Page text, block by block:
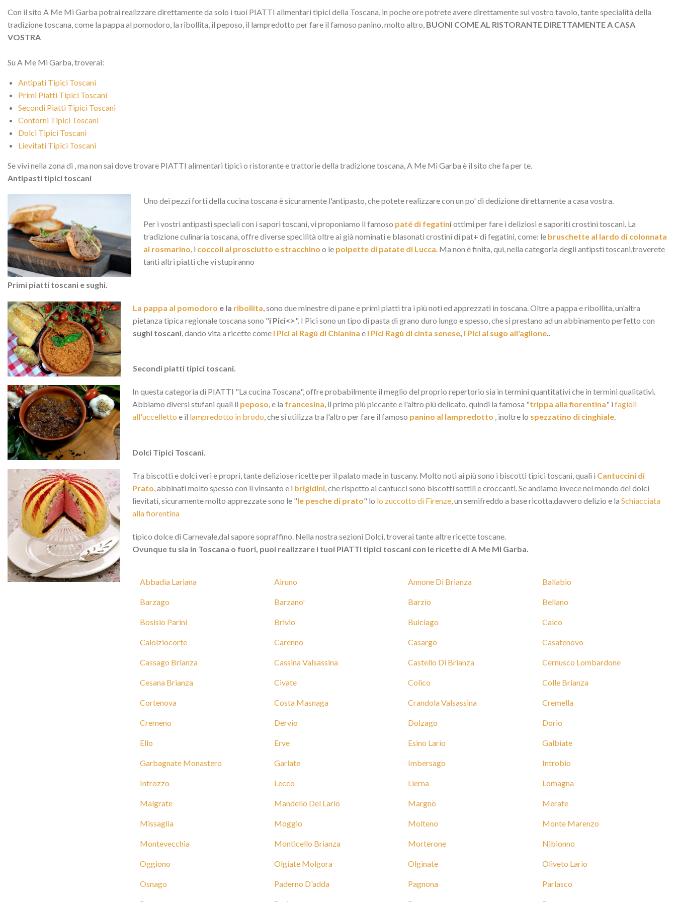
Con il sito A Me Mi Garba potrai realizzare direttamente da solo i tuoi PIATTI alimentari tipici della Toscana, in poche ore potrete avere direttamente sul vostro tavolo, tante specialità della
tradizione toscana, come la pappa al pomodoro, la ribollita, il peposo, il lampredotto per fare il famoso panino, molto altro, BUONI COME AL RISTORANTE DIRETTAMENTE A CASA
VOSTRA
Su A Me Mi Garba, troverai:
Antipati Tipici Toscani
Primi Piatti Tipici Toscani
Secondi Piatti Tipici Toscani
Contorni Tipici Toscani
Dolci Tipici Toscani
Lievitati Tipici Toscani
Se vivi nella zona di , ma non sai dove trovare PIATTI alimentari tipici o ristorante e trattorie della tradizione toscana, A Me Mi Garba è il sito che fa per te.
Antipasti tipici toscani
Uno dei pezzi forti della cucina toscana è sicuramente l'antipasto, che potete realizzare con un po' di dedizione direttamente a casa vostra.
Per i vostri antipasti speciali con i sapori toscani, vi proponiamo il famoso paté di fegatiniottimi per fare i deliziosi e saporiti crostini toscani. La
tradizione culinaria toscana, offre diverse specilità oltre ai già nominati e blasonati crostini di pat+ di fegatini, come: le bruschette al lardo di colonnata
al rosmarino, i coccoli al prosciutto e stracchino o le polpette di patate di Lucca. Ma non è finita, qui, nella categoria degli antipsti toscani,troverete
tanti altri piatti che vi stupiranno
Primi piatti toscani e sughi.
La pappa al pomodoro e la ribollita , sono due minestre di pane e primi piatti tra i più noti ed apprezzati in toscana. Oltre a pappa e ribollita, un'altra
pietanza tipica regionale toscana sono "i Pici<>". I Pici sono un tipo di pasta di grano duro lungo e spesso, che si prestano ad un abbinamento perfetto con
sughi toscani , dando vita a ricette come i Pici al Ragù di Chianina e I Pici Ragù di cinta senese i Pici al sugo all'aglione
Secondi piatti tipici toscani.
In questa categoria di PIATTI "La cucina Toscana", offre probabilmente il meglio del proprio repertorio sia in termini quantitativi che in termini qualitativi.
Abbiamo diversi stufani quali il peposo, e la francesina, il primo più piccante e l'altro più delicato, quindi la famosa "trippa alla fiorentina" i fagioli
all'uccelletto e il lampredotto in brodo, che si utilizza tra l'altro per fare il famoso panino al lampredotto , inoltre lo spezzatino di cinghiale.
Dolci Tipici Toscani.
Tra biscotti e dolci veri e propri, tante deliziose ricette per il palato made in tuscany. Molto noti ai più sono i biscotti tipici toscani, quali i Cantuccini di
Prato, abbinati molto spesso con il vinsanto e i brigidini, che rispetto ai cantucci sono biscotti sottili e croccanti. Se andiamo invece nel mondo dei dolci
lievitati, sicuramente molto apprezzate sono le "le pesche di prato" lo lo zuccotto di Firenze, un semifreddo a base ricotta,davvero delizio e la Schiacciata
alla fiorentina
tipico dolce di Carnevale,dal sapore sopraffino. Nella nostra sezioni Dolci, troverai tante altre ricette toscane.
Ovunque tu sia in Toscana o fuori, puoi realizzare i tuoi PIATTI tipici toscani con le ricette di A Me MI Garba.
Abbadia Lariana Airuno Annone Di Brianza Ballabio
Barzago Barzano' Barzio Bellano
Bosisio Parini Brivio Bulciago Calco
Calolziocorte Carenno Casargo Casatenovo
Cassago Brianza Cassina Valsassina Castello Di Brianza Cernusco Lombardone
Cesana Brianza Civate Colico Colle Brianza
Cortenova Costa Masnaga Crandola Valsassina Cremella
Cremeno Dervio Dolzago Dorio
Ello Erve Esino Lario Galbiate
Garbagnate Monastero Garlate Imbersago Introbio
Introzzo Lecco Lierna Lomagna
Malgrate Mandello Del Lario Margno Merate
Missaglia Moggio Molteno Monte Marenzo
Montevecchia Monticello Brianza Morterone Nibionno
Oggiono Olgiate Molgora Olginate Oliveto Lario
Osnago Paderno D'adda Pagnona Parlasco